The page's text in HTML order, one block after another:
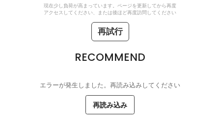
現在少し負荷が高まっています。ページを更新してから再度
アクセスしてください、または後ほど再度訪問してください
再試行
RECOMMEND
エラーが発生しました。再読み込みしてください
再読み込み